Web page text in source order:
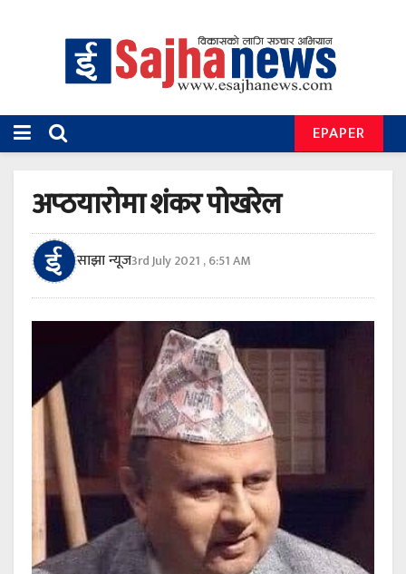
EPAPER
अप्ठयारोमा शंकर पोखरेल
साझा न्यूज3rd July 2021 , 6:51 AM